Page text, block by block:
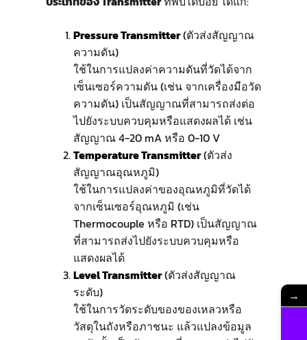
Pressure Transmitter(ตัวส่งสัญญาณ
ความดัน)
ใช้ในการแปลงค่าความดันที่วัดได้จาก
เซ็นเซอร์ความดัน (เช่น จากเครื่องมือวัด
ความดัน) เป็นสัญญาณที่สามารถส่งต่อ
ไปยังระบบควบคุมหรือแสดงผลได้ เช่น
สัญญาณ 4-20 mA หรือ 0-10 V
Temperature Transmitter(ตัวส่ง
สัญญาณอุณหภูมิ)
ใช้ในการแปลงค่าของอุณหภูมิที่วัดได้
จากเซ็นเซอร์อุณหภูมิ (เช่น
Thermocouple หรือ RTD) เป็นสัญญาณ
ที่สามารถส่งไปยังระบบควบคุมหรือ
แสดงผลได้
Level Transmitter(ตัวส่งสัญญาณ
ระดับ)
ใช้ในการวัดระดับของของเหลวหรือ
วัสดุในถังหรือภาชนะ แล้วแปลงข้อมูล
→